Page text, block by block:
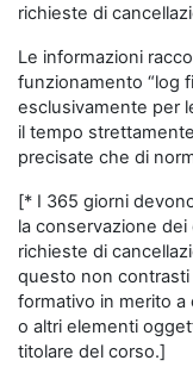
richieste di
Le informazioni
funzionamento “log
esclusivamente per
il tempo
precisate che di
[* I 365 giorni
la conservazione
richieste di
questo non
formativo in merito
o altri elementi
titolare del corso.]